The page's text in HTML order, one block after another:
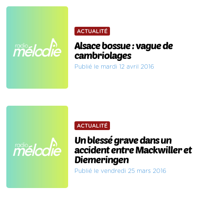
ACTUALITÉ
Alsace bossue : vague de
cambriolages
Publié le mardi 12 avril 2016
ACTUALITÉ
Un blessé grave dans un
accident entre Mackwiller et
Diemeringen
Publié le vendredi 25 mars 2016